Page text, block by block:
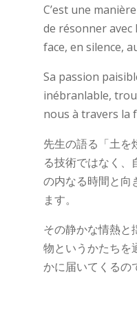
C’est une
de résonner
face, en silence,
Sa passion
inébranlable,
nous à travers la
先生の語る「土を
る技術ではなく、
の内なる時間と向
ます。
その静かな情熱と
物というかたちを
かに届いてくるの